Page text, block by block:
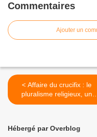
Commentaires
Ajouter un
< Affaire du crucifix : le
pluralisme religieux, un
"argument pour imposer
Hébergé par Overblog